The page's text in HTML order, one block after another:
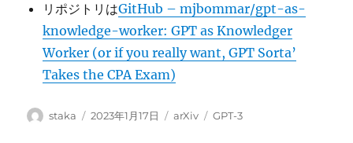
リポジトリはGitHub – mjbommar/gpt-as-
knowledge-worker: GPT as Knowledger
Worker (or if you really want, GPT Sorta’
Takes the CPA Exam)
投
staka
投
2023年1月17日
カ
arXiv
タ
GPT-3